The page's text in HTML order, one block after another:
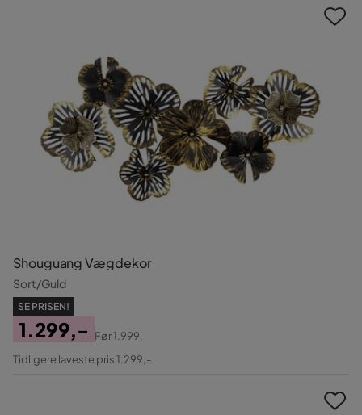
Shouguang Vægdekor
Sort/Guld
SE PRISEN!
Pris
1.299,-
Original
Før1.999,-
Tidligere laveste pris 1.299,-